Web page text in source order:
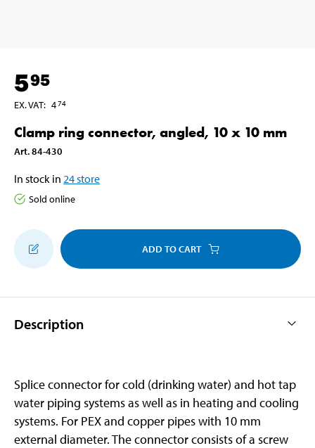
595
EX. VAT: 474
Clamp ring connector, angled, 10 x 10 mm
Art.84-430
In stock in 24store
Sold online
ADD TO CART
Description
Splice connector for cold (drinking water) and hot tap
water piping systems as well as in heating and cooling
systems. For PEX and copper pipes with 10 mm
external diameter. The connector consists of a screw